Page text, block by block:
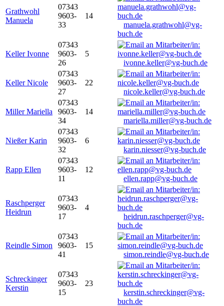
Grathwohl
Manuela
07343
9603-
33
14
manuela.grathwohl@vg-
buch.de
Keller Ivonne
07343
9603-
26
5
ivonne.keller@vg-buch.de
Keller Nicole
07343
9603-
27
22
nicole.keller@vg-buch.de
Miller Mariella
07343
9603-
34
14
mariella.miller@vg-buch.de
Nießer Karin
07343
9603-
32
6
karin.niesser@vg-buch.de
Rapp Ellen
07343
9603-
11
12
ellen.rapp@vg-buch.de
Raschperger
Heidrun
07343
9603-
17
4
heidrun.raschperger@vg-
buch.de
Reindle Simon
07343
9603-
41
15
simon.reindle@vg-buch.de
Schreckinger
Kerstin
07343
9603-
15
23
kerstin.schreckinger@vg-
buch.de